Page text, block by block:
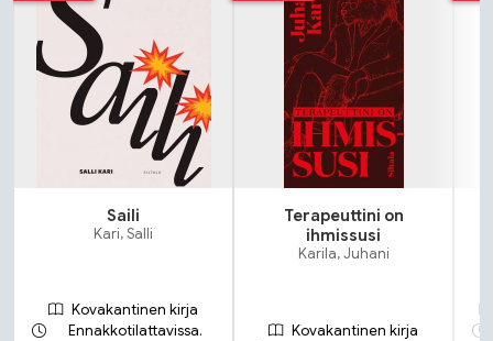
Saili
Kari, Salli
Kovakantinen kirja
Ennakkotilattavissa.
Terapeuttini on
ihmissusi
Karila, Juhani
Kovakantinen kirja